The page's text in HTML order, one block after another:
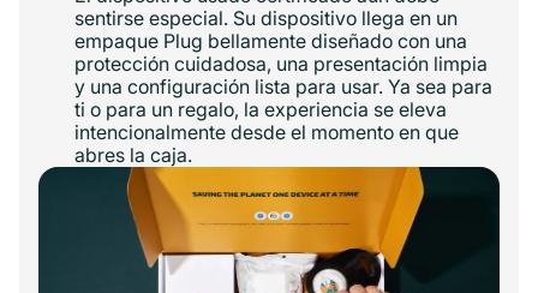
sentirse especial. Su dispositivo llega en un
empaque Plug bellamente diseñado con una
protección cuidadosa, una presentación limpia
y una configuración lista para usar. Ya sea para
ti o para un regalo, la experiencia se eleva
intencionalmente desde el momento en que
abres la caja.